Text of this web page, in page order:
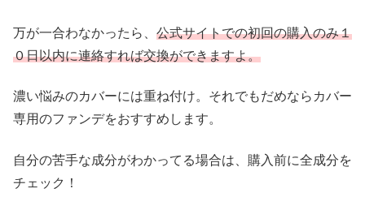
万が一合わなかったら、 公式サイトでの初回の購入のみ１
０日以内に連絡すれば交換ができますよ。
濃い悩みのカバーには重ね付け。それでもだめならカバー
専用のファンデをおすすめします。
自分の苦手な成分がわかってる場合は、購入前に全成分を
チェック！